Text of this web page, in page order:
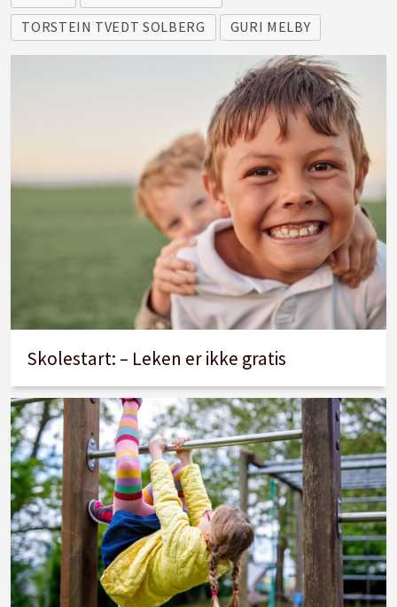
TORSTEIN TVEDT SOLBERG
GURI MELBY
Skolestart: – Leken er ikke gratis